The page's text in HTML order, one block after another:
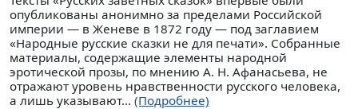
опубликованы анонимно за пределами Российской
империи — в Женеве в 1872 году — под заглавием
«Народные русские сказки не для печати». Собранные
материалы, содержащие элементы народной
эротической прозы, по мнению А. Н. Афанасьева, не
отражают уровень нравственности русского человека,
а лишь указывают... (Подробнее)